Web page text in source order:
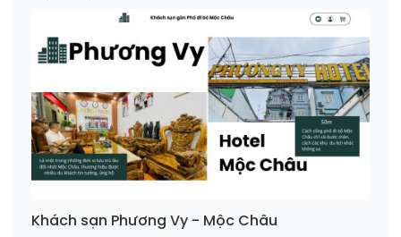
Khách sạn Phương Vy - Mộc Châu